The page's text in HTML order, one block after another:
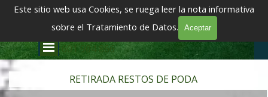
Este sitio web usa Cookies, se ruega leer la nota informativa
sobre el Tratamiento de Datos.
Aceptar
Vaya al ContenidoEMPRESA DE TALA Y PODA DE ÁRBOLES EN ALTURA EN MADRID
TALADORES DE ÁRBOLES
601 904 866
Saltar menú
RETIRADA RESTOS DE PODA